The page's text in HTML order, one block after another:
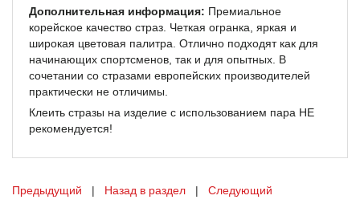
Дополнительная информация: Премиальное
корейское качество страз. Четкая огранка, яркая и
широкая цветовая палитра. Отлично подходят как для
начинающих спортсменов, так и для опытных. В
сочетании со стразами европейских производителей
практически не отличимы.
Клеить стразы на изделие с использованием пара НЕ
рекомендуется!
Предыдущий | Назад в раздел | Следующий